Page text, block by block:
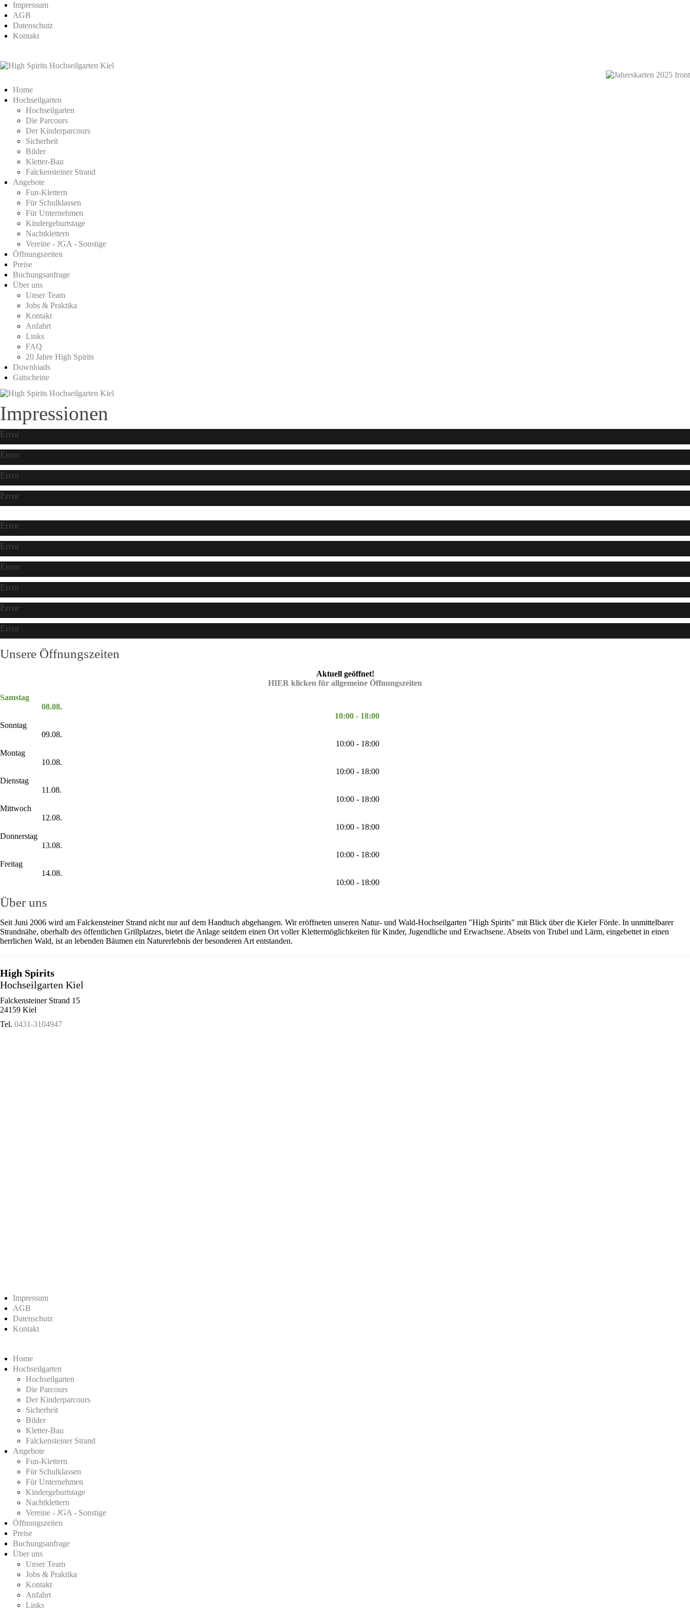
Impressum
AGB
Datenschutz
Kontakt
Home
Hochseilgarten
Hochseilgarten
Die Parcours
Der Kinderparcours
Sicherheit
Bilder
Kletter-Bau
Falckensteiner Strand
Angebote
Fun-Klettern
Für Schulklassen
Für Unternehmen
Kindergeburtstage
Nachtklettern
Vereine - JGA - Sonstige
Öffnungszeiten
Preise
Buchungsanfrage
Über uns
Unser Team
Jobs & Praktika
Kontakt
Anfahrt
Links
FAQ
20 Jahre High Spirits
Downloads
Gutscheine
Impressionen
Error
Error
Error
Error
Error
Error
Error
Error
Error
Error
Unsere Öffnungszeiten
Aktuell geöffnet!
HIER klicken für allgemeine Öffnungszeiten
Samstag
08.08.
10:00 - 18:00
Sonntag
09.08.
10:00 - 18:00
Montag
10.08.
10:00 - 18:00
Dienstag
11.08.
10:00 - 18:00
Mittwoch
12.08.
10:00 - 18:00
Donnerstag
13.08.
10:00 - 18:00
Freitag
14.08.
10:00 - 18:00
Über uns
Seit Juni 2006 wird am Falckensteiner Strand nicht nur auf dem Handtuch abgehangen. Wir eröffneten unseren Natur- und Wald-Hochseilgarten "High Spirits" mit Blick über die Kieler Förde. In unmittelbarer
Strandnähe, oberhalb des öffentlichen Grillplatzes, bietet die Anlage seitdem einen Ort voller Klettermöglichkeiten für Kinder, Jugendliche und Erwachsene. Abseits von Trubel und Lärm, eingebettet in einen
herrlichen Wald, ist an lebenden Bäumen ein Naturerlebnis der besonderen Art entstanden.
High Spirits
Hochseilgarten Kiel
Falckensteiner Strand 15
24159 Kiel
Tel. 0431-3104947
Impressum
AGB
Datenschutz
Kontakt
Home
Hochseilgarten
Hochseilgarten
Die Parcours
Der Kinderparcours
Sicherheit
Bilder
Kletter-Bau
Falckensteiner Strand
Angebote
Fun-Klettern
Für Schulklassen
Für Unternehmen
Kindergeburtstage
Nachtklettern
Vereine - JGA - Sonstige
Öffnungszeiten
Preise
Buchungsanfrage
Über uns
Unser Team
Jobs & Praktika
Kontakt
Anfahrt
Links